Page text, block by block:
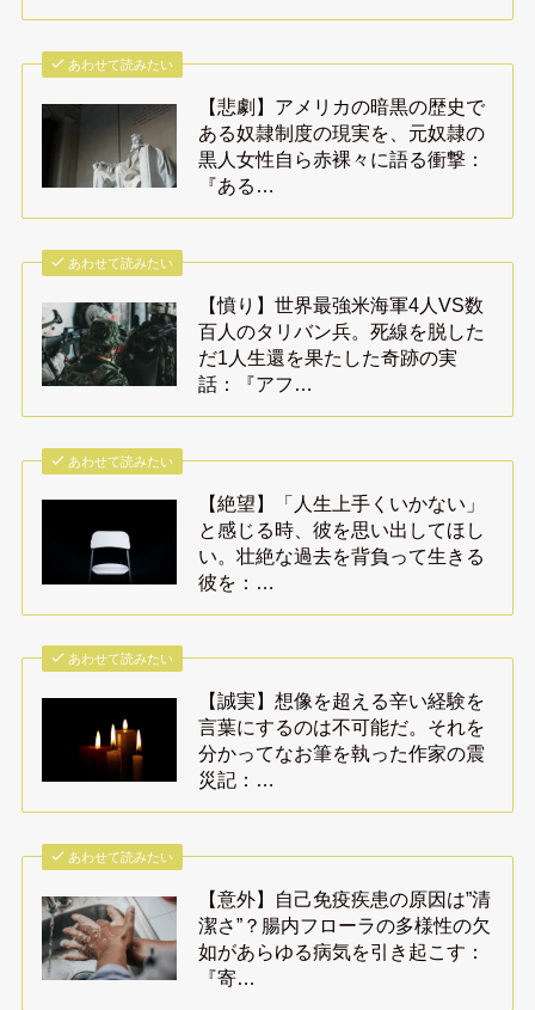
あわせて読みたい
【悲劇】アメリカの暗黒の歴史で
ある奴隷制度の現実を、元奴隷の
黒人女性自ら赤裸々に語る衝撃：
『ある…
あわせて読みたい
【憤り】世界最強米海軍4人VS数
百人のタリバン兵。死線を脱した
だ1人生還を果たした奇跡の実
話：『アフ…
あわせて読みたい
【絶望】「人生上手くいかない」
と感じる時、彼を思い出してほし
い。壮絶な過去を背負って生きる
彼を：…
あわせて読みたい
【誠実】想像を超える辛い経験を
言葉にするのは不可能だ。それを
分かってなお筆を執った作家の震
災記：…
あわせて読みたい
【意外】自己免疫疾患の原因は”清
潔さ”？腸内フローラの多様性の欠
如があらゆる病気を引き起こす：
『寄…